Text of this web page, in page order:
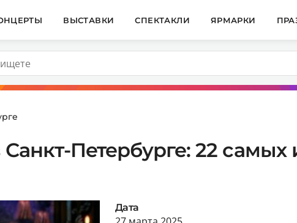
ВЫСТАВКИ СПЕКТАКЛИ ЯРМАРКИ
Санкт-Петербурге: 22
Дата